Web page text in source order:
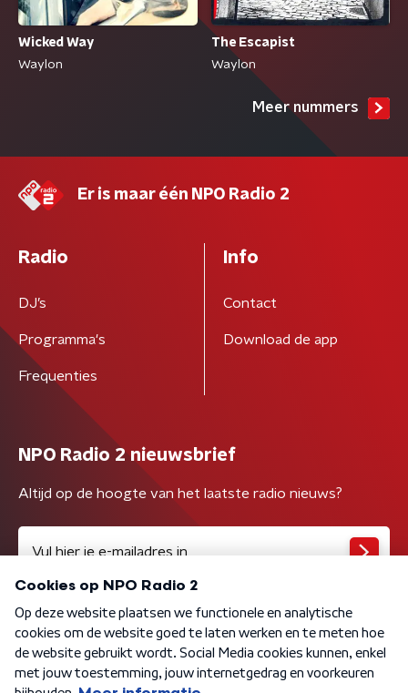
Wicked Way
Waylon
The Escapist
Waylon
Meer nummers
Er is maar één NPO Radio 2
Radio
DJ’s
Programma's
Frequenties
Info
Contact
Download de app
NPO Radio 2 nieuwsbrief
Altijd op de hoogte van het laatste radio nieuws?
Algemene voorwaarden